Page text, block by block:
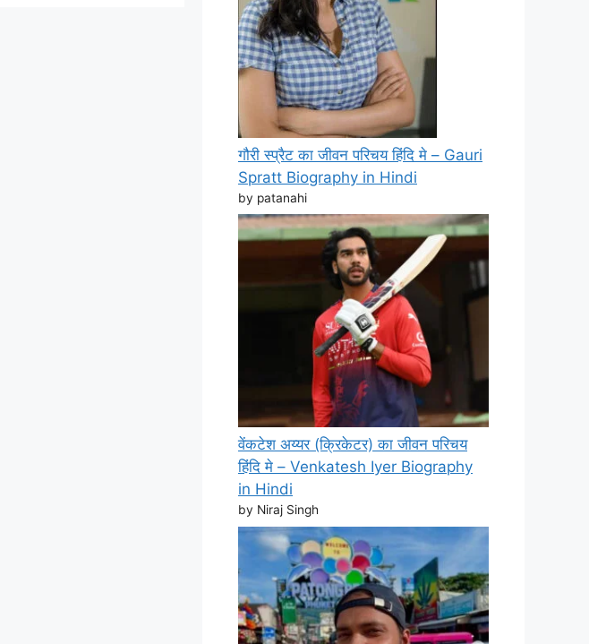
गौरी स्प्रैट का जीवन परिचय हिंदि मे – Gauri
Spratt Biography in Hindi
by patanahi
वेंकटेश अय्यर (क्रिकेटर) का जीवन परिचय
हिंदि मे – Venkatesh Iyer Biography
in Hindi
by Niraj Singh